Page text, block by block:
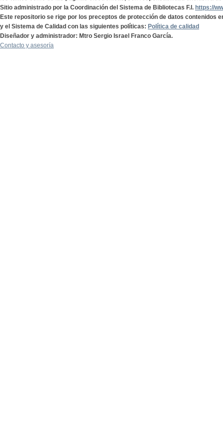
Sitio administrado por la Coordinación del Sistema de Bibliotecas F.I. https://
Este repositorio se rige por los preceptos de protección de datos contenidos
y el Sistema de Calidad con las siguientes políticas: Política de calidad
Diseñador y administrador: Mtro Sergio Israel Franco García.
Contacto y asesoría